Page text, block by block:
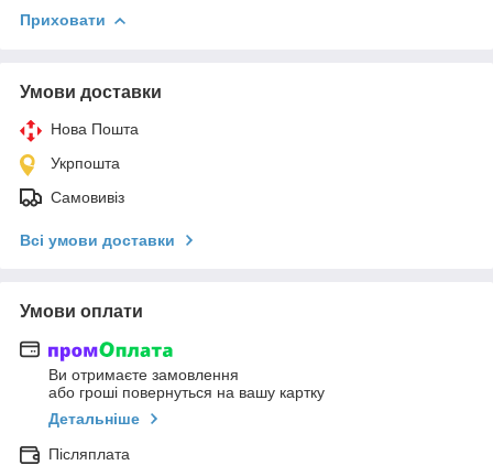
Приховати
Умови доставки
Нова Пошта
Укрпошта
Самовивіз
Всі умови доставки
Умови оплати
Ви отримаєте замовлення
або гроші повернуться на вашу картку
Детальніше
Післяплата